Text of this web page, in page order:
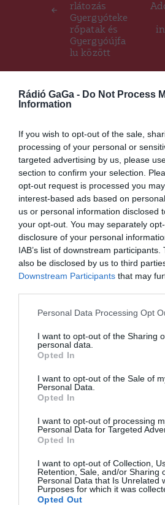
Rádió GaGa - Do Not Process
Information
If you wish to opt-out of the sale,
processing of your personal or
targeted advertising by us, please
section to confirm your selection.
opt-out request is processed you
interest-based ads based on
us or personal information disclosed
your opt-out. You may separately
disclosure of your personal
IAB’s list of downstream
also be disclosed by us to third
Downstream Participants that may
Personal Data Processing Opt
I want to opt-out of the Sharing
personal data.
Opted In
I want to opt-out of the Sale of
Personal Data.
Opted In
I want to opt-out of processing
Personal Data for Targeted
Opted In
I want to opt-out of Collection,
Retention, Sale, and/or Sharing
Personal Data that Is Unrelated
Purposes for which it was
Opted Out
rlátozás
Gyergyóteke
rőpatak és
Gyergyóújfa
lu között
Ez is érdekelheti
HÍRLISTA
Újra
párt fúzióját az
MPP
Felmérik
a közlekedési
Keresés